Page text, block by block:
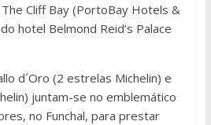
Cliff Bay (PortoBay Hotels &
hotel Belmond Reid’s Palace
d´Oro (2 estrelas Michelin) e
juntam-se no emblemático
no Funchal, para prestar